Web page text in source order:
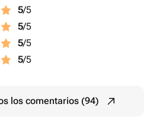
5/5
5/5
5/5
5/5
los comentarios (94)